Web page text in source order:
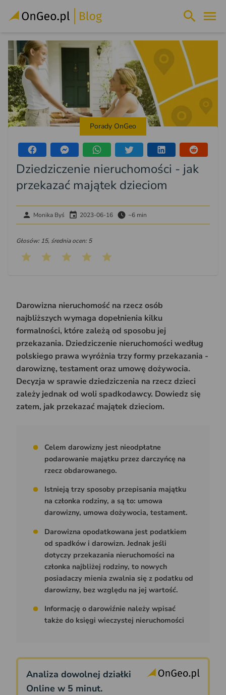
Porady OnGeo
Dziedziczenie nieruchomości - jak
przekazać majątek dzieciom
Monika Byś 2023-06-16 ~6 min
Głosów: 15, średnia ocen: 5
Darowizna nieruchomość na rzecz osób
najbliższych wymaga dopełnienia kilku
formalności, które zależą od sposobu jej
przekazania. Dziedziczenie nieruchomości według
polskiego prawa wyróżnia trzy formy przekazania -
darowiznę, testament oraz umowę dożywocia.
Decyzja w sprawie dziedziczenia na rzecz dzieci
zależy jednak od woli spadkodawcy. Dowiedz się
zatem, jak przekazać majątek dzieciom.
Celem darowizny jest nieodpłatne
podarowanie majątku przez darczyńcę na
rzecz obdarowanego.
Istnieją trzy sposoby przepisania majątku
na członka rodziny, a są to: umowa
darowizny, umowa dożywocia, testament.
Darowizna opodatkowana jest podatkiem
od spadków i darowizn. Jednak jeśli
dotyczy przekazania nieruchomości na
członka najbliżej rodziny, to nowych
posiadaczy mienia zwalnia się z podatku od
darowizny, bez względu na jej wartość.
Informację o darowiźnie należy wpisać
także do księgi wieczystej nieruchomości
Analiza dowolnej działki
Online w 5 minut.